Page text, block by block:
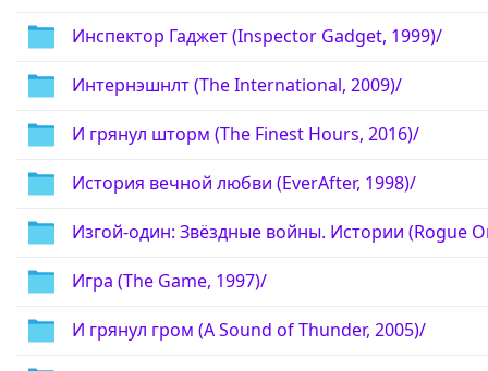
Инспектор Гаджет (Inspector Gadget, 1999)/
Интернэшнлт (The International, 2009)/
И грянул шторм (The Finest Hours, 2016)/
История вечной любви (EverAfter, 1998)/
Изгой-один: Звёздные войны. Истории (Rogue
Игра (The Game, 1997)/
И грянул гром (A Sound of Thunder, 2005)/